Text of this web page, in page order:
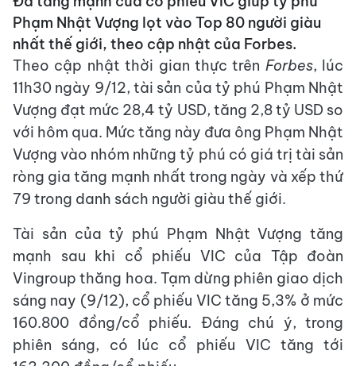
Phạm Nhật Vượng lọt vào Top 80 người giàu
nhất thế giới, theo cập nhật của Forbes.
Theo cập nhật thời gian thực trên Forbes, lúc
11h30 ngày 9/12, tài sản của tỷ phú Phạm Nhật
Vượng đạt mức 28,4 tỷ USD, tăng 2,8 tỷ USD so
với hôm qua. Mức tăng này đưa ông Phạm Nhật
Vượng vào nhóm những tỷ phú có giá trị tài sản
ròng gia tăng mạnh nhất trong ngày và xếp thứ
79 trong danh sách người giàu thế giới.
Tài sản của tỷ phú Phạm Nhật Vượng tăng
mạnh sau khi cổ phiếu VIC của Tập đoàn
Vingroup thăng hoa. Tạm dừng phiên giao dịch
sáng nay (9/12), cổ phiếu VIC tăng 5,3% ở mức
160.800 đồng/cổ phiếu. Đáng chú ý, trong
phiên sáng, có lúc cổ phiếu VIC tăng tới